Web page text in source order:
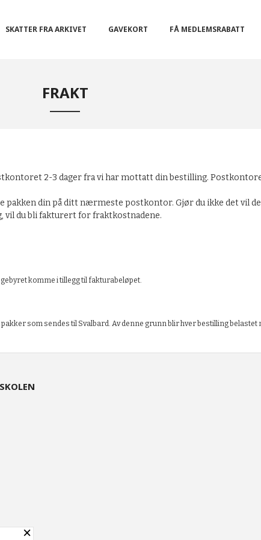
SKATTER FRA ARKIVET GAVEKORT FÅ MEDLEMSRABATT
FRAKT
2-3 dager fra vi har mottatt din bestilling.
pakken din på ditt nærmeste postkontor. Gjør du ikke det vil
vil du bli fakturert for fraktkostnadene.
komme i tillegg til fakturabeløpet.
som sendes til Svalbard. Av denne grunn blir hver bestilling belastet
×